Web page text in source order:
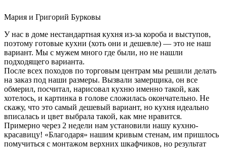
Мария и Григорий Бурковы
У нас в доме нестандартная кухня из-за короба и выступов,
поэтому готовые кухни (хоть они и дешевле) — это не наш
вариант. Мы с мужем много где были, но не нашли
подходящего варианта.
После всех походов по торговым центрам мы решили делать
на заказ под наши размеры. Вызвали замерщика, он все
обмерил, посчитал, нарисовал кухню именно такой, как
хотелось, и картинка в голове сложилась окончательно. Не
скажу, что это самый дешевый вариант, но кухня идеально
вписалась и цвет выбрала такой, как мне нравится.
Примерно через 2 недели нам установили нашу кухню-
красавицу! «Благодаря» нашим кривым стенам, им пришлось
помучиться с монтажом верхних шкафчиков, но результат